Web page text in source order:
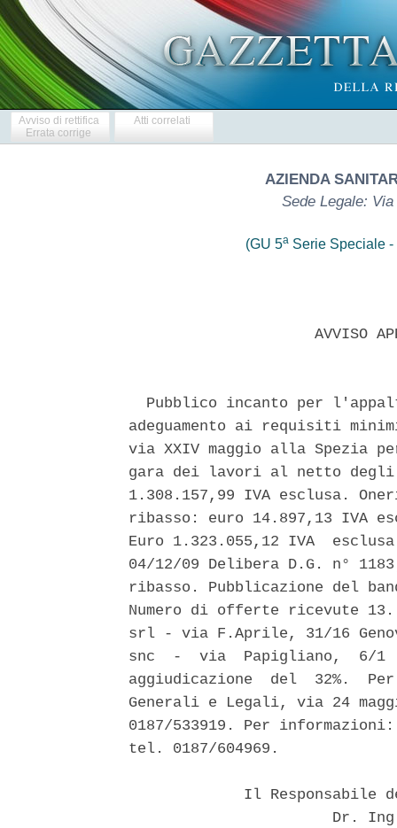
Avviso di rettifica
Errata corrige
Atti correlati
AZIENDA
Sede Legale:
(GU 5a Serie Speciale
AVVISO
Pubblico incanto per
adeguamento ai requisiti
via XXIV maggio alla Spezia
gara dei lavori al netto
1.308.157,99 IVA esclusa.
ribasso: euro 14.897,13 IVA
Euro 1.323.055,12 IVA
04/12/09 Delibera D.G. n°
ribasso. Pubblicazione del
Numero di offerte ricevute
srl - via F.Aprile, 31/16
snc  -  via  Papigliano,  6/1
aggiudicazione  del  32%.
Generali e Legali, via 24
0187/533919. Per
tel. 0187/604969.
Il Responsabile
Dr.